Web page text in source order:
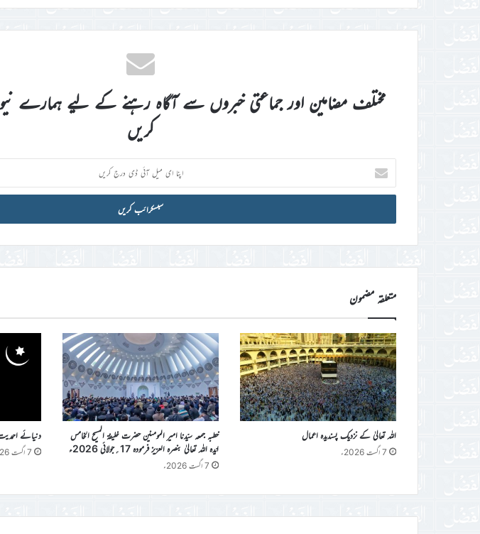
مختلف مضامین اور جماعتی خبروں سے آگاہ رہنے کے لیے ہمارے
کریں
اپنا
ای
میل
ڈی
متعلقہ مضمون
اللہ تعالیٰ کے نزدیک پسندیدہ اعمال
7 اگست 2026ء
خطبہ جمعہ سیّدنا امیر المومنین حضرت خلیفۃ المسیح الخامس
ایّدہ اللہ تعالیٰ بنصرہ العزیز فرمودہ 17؍جولائی 2026ء
7 اگست 2026ء
دنیائے
7 اگست 2026ء